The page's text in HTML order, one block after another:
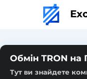
Обмін TRON на
Тут ви знайдете